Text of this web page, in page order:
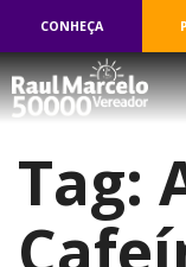
CONHEÇA
Tag: